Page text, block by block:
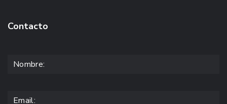
Contacto